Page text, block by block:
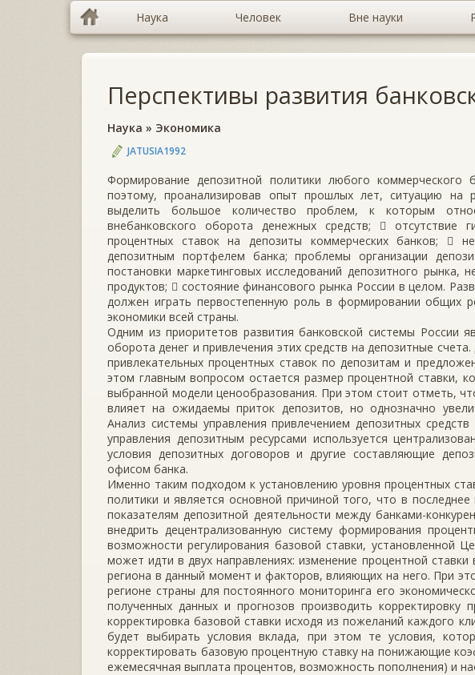
Наука Человек Вне науки
Перспективы развития
Наука » Экономика
JATUSIA1992
Формирование депозитной политики любого
поэтому, проанализировав опыт прошлых лет, ситуацию
выделить большое количество проблем, к которым
внебанковского оборота денежных средств;  отсутствие
процентных ставок на депозиты коммерческих банков; 
депозитным портфелем банка; проблемы организации
постановки маркетинговых исследований депозитного рынка,
продуктов;  состояние финансового рынка России в целом.
должен играть первостепенную роль в формировании общих
экономики всей страны.
Одним из приоритетов развития банковской системы России
оборота денег и привлечения этих средств на депозитные
привлекательных процентных ставок по депозитам и
этом главным вопросом остается размер процентной ставки,
выбранной модели ценообразования. При этом стоит отметь,
влияет на ожидаемы приток депозитов, но однозначно
Анализ системы управления привлечением депозитных
управления депозитным ресурсами используется
условия депозитных договоров и другие составляющие
офисом банка.
Именно таким подходом к установлению уровня процентных
политики и является основной причиной того, что в
показателям депозитной деятельности между банками-
внедрить децентрализованную систему формирования
возможности регулирования базовой ставки, установленной
может идти в двух направлениях: изменение процентной
региона в данный момент и факторов, влияющих на него. При
регионе страны для постоянного мониторинга его
полученных данных и прогнозов производить корректировку
корректировка базовой ставки исходя из пожеланий каждого
будет выбирать условия вклада, при этом те условия,
корректировать базовую процентную ставку на понижающие
ежемесячная выплата процентов, возможность пополнения) и